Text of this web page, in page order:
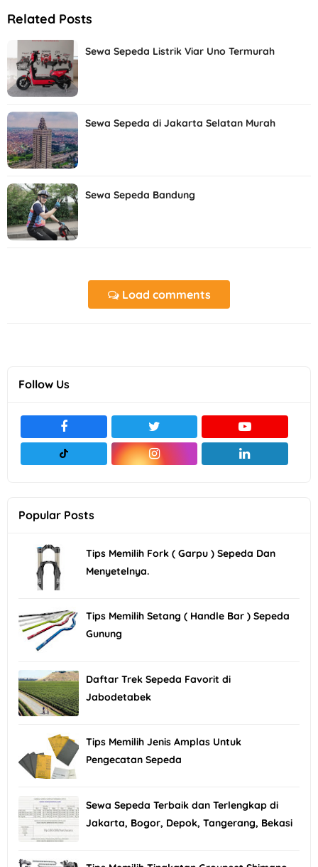
Related Posts
Sewa Sepeda Listrik Viar Uno Termurah
Sewa Sepeda di Jakarta Selatan Murah
Sewa Sepeda Bandung
Load comments
Follow Us
Popular Posts
Tips Memilih Fork ( Garpu ) Sepeda Dan
Menyetelnya.
Tips Memilih Setang ( Handle Bar ) Sepeda
Gunung
Daftar Trek Sepeda Favorit di
Jabodetabek
Tips Memilih Jenis Amplas Untuk
Pengecatan Sepeda
Sewa Sepeda Terbaik dan Terlengkap di
Jakarta, Bogor, Depok, Tangerang, Bekasi